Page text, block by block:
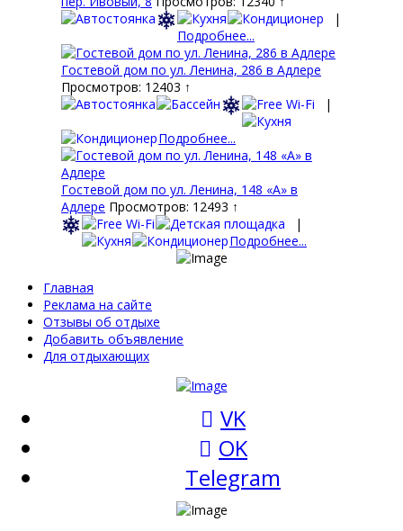
|
Подробнее...
Гостевой дом по ул. Ленина, 286 в Адлере
Просмотров: 12403 ↑
|
Подробнее...
Гостевой дом по ул. Ленина, 148 «А» в
Адлере Просмотров: 12493 ↑
|
Подробнее...
Главная
Реклама на сайте
Отзывы об отдыхе
Добавить объявление
Для отдыхающих
VK
OK
Telegram